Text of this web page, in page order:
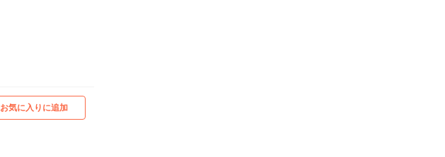
お気に入りに追加